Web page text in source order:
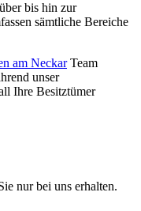
bis hin zur
sämtliche Bereiche
am NeckarTeam
unser
Ihre Besitztümer
nur bei uns erhalten.